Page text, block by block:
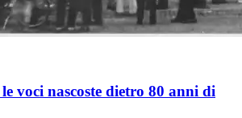
voci nascoste dietro 80 anni di